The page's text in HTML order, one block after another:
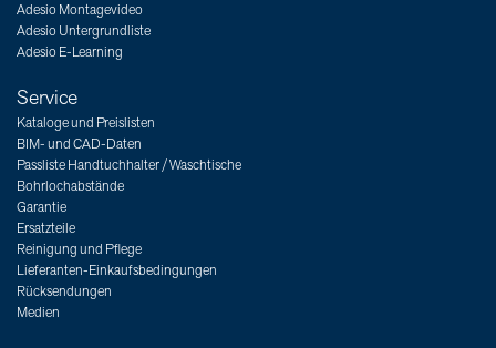
Adesio Montagevideo
Adesio Untergrundliste
Adesio E-Learning
Service
Kataloge und Preislisten
BIM- und CAD-Daten
Passliste Handtuchhalter / Waschtische
Bohrlochabstände
Garantie
Ersatzteile
Reinigung und Pflege
Lieferanten-Einkaufsbedingungen
Rücksendungen
Medien